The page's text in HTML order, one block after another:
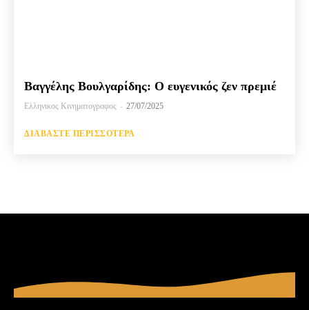
Βαγγέλης Βουλγαρίδης: Ο ευγενικός ζεν πρεμιέ
Ελληνικος Κινηματογραφος - 27/07/2025
ΔΙΑΒΆΣΤΕ ΠΕΡΙΣΣΌΤΕΡΑ